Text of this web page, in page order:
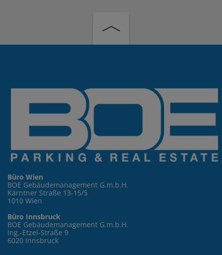
Büro Wien
BOE Gebäudemanagement G.m.b.H.
Kärntner Straße 13-15/5
1010 Wien
Büro Innsbruck
BOE Gebäudemanagement G.m.b.H.
Ing.-Etzel-Straße 9
6020 Innsbruck